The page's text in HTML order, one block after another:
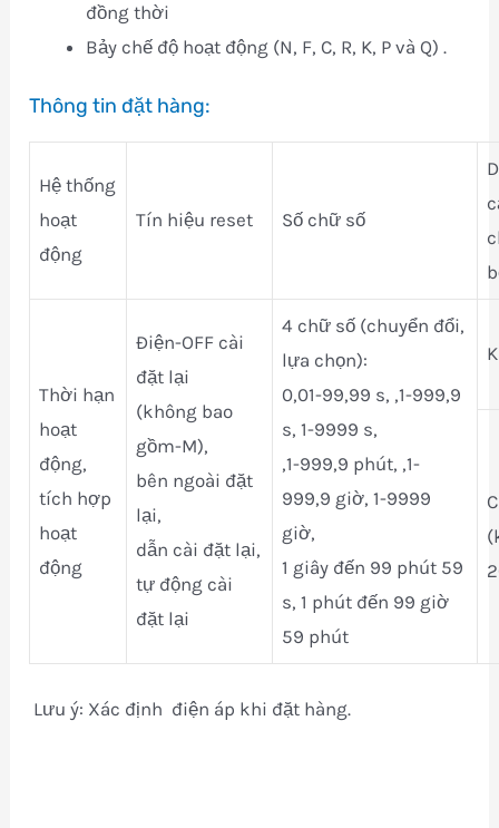
đồng thời
Bảy chế độ hoạt động (N, F, C, R, K, P và Q) .
Thông tin đặt hàng:
Hệ thống
hoạt
động
Tín hiệu reset Số chữ số
Thời hạn
hoạt
động,
tích hợp
hoạt
động
Điện-OFF cài
đặt lại
(không bao
gồm-M),
bên ngoài đặt
lại,
dẫn cài đặt lại,
tự động cài
đặt lại
4 chữ số (chuyển đổi,
lựa chọn):
0,01-99,99 s, ,1-999,9
s, 1-9999 s,
,1-999,9 phút, ,1-
999,9 giờ, 1-9999
giờ,
1 giây đến 99 phút 59
s, 1 phút đến 99 giờ
59 phút
Lưu ý: Xác định điện áp khi đặt hàng.